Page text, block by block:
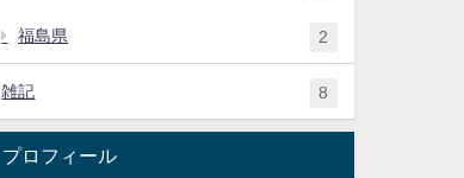
福島県 2
雑記 8
プロフィール